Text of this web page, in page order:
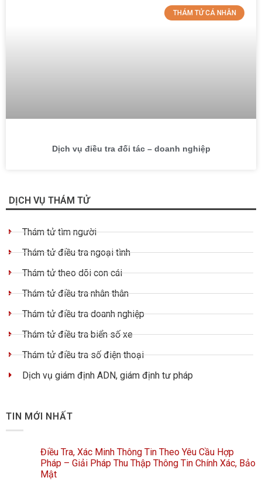
THÁM TỬ CÁ NHÂN
Dịch vụ điều tra đối tác – doanh nghiệp
DỊCH VỤ THÁM TỬ
Thám tử tìm người
Thám tử điều tra ngoại tình
Thám tử theo dõi con cái
Thám tử điều tra nhân thân
Thám tử điều tra doanh nghiệp
Thám tử điều tra biển số xe
Thám tử điều tra số điện thoại
Dịch vụ giám định ADN, giám định tư pháp
TIN MỚI NHẤT
Điều Tra, Xác Minh Thông Tin Theo Yêu Cầu Hợp
Pháp – Giải Pháp Thu Thập Thông Tin Chính Xác, Bảo
Mật